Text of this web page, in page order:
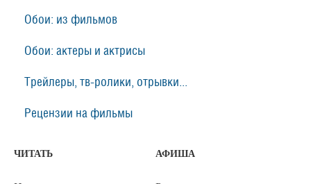
Обои: из фильмов
Обои: актеры и актрисы
Трейлеры, тв-ролики, отрывки...
Рецензии на фильмы
ЧИТАТЬ АФИША